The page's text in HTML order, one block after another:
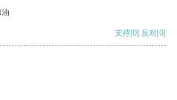
支持[0] 反对[0]